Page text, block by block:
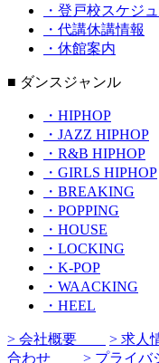
・登戸校スケジ
・代講休講情報
・休館案内
■ ダンスジャンル
・HIPHOP
・JAZZ HIPHOP
・R&B HIPHOP
・GIRLS HIPHOP
・BREAKING
・POPPING
・HOUSE
・LOCKING
・K-POP
・WAACKING
・HEEL
> 会社概要 > 求
合わせ
> プライバ